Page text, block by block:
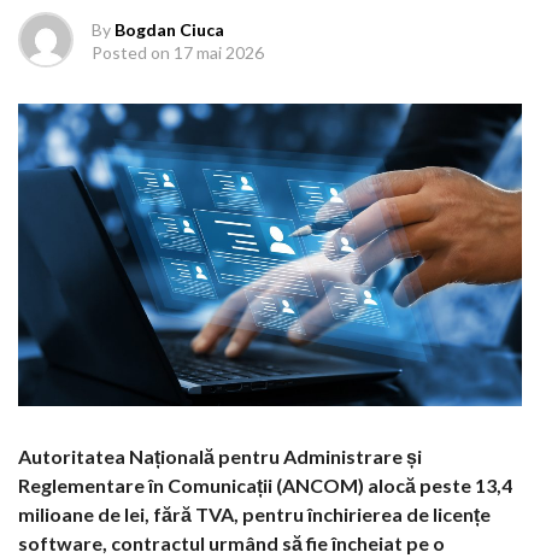
By Bogdan Ciuca
Posted on 17 mai 2026
Autoritatea Națională pentru Administrare și
Reglementare în Comunicații (ANCOM) alocă peste 13,4
milioane de lei, fără TVA, pentru închirierea de licențe
software, contractul urmând să fie încheiat pe o